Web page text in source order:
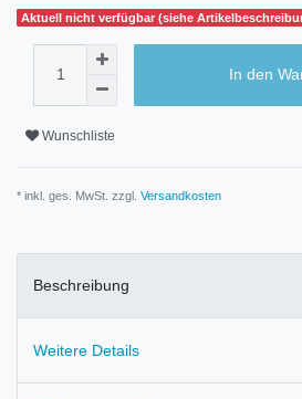
Aktuell nicht verfügbar (siehe
In den
Wunschliste
* inkl. ges. MwSt. zzgl. Versandkosten
Beschreibung
Weitere Details